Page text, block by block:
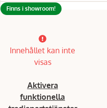
Innehållet kan inte
visas
Aktivera
funktionella
Finns i showroom!